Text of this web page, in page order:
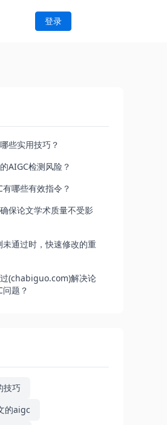
登录
些实用技巧？
AIGC检测风险？
哪些有效指令？
保论文学术质量不受影
未通过时，快速修改的重
(chabiguo.com)解决论
题？
技巧
的aigc